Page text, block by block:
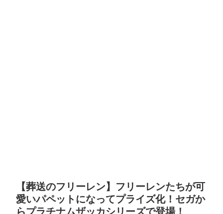
【葬送のフリーレン】フリーレンたちが可
愛いパペットになってプライズ化！セガか
らプラチナムザッカシリーズで登場！